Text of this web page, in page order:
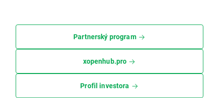
Partnerský program
xopenhub.pro
Profil investora